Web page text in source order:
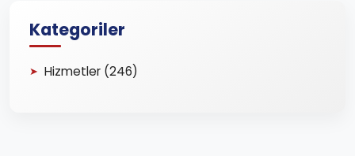
Kategoriler
Hizmetler (246)